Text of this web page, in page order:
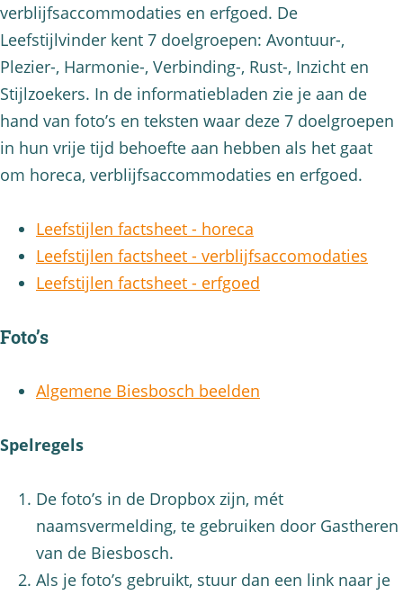
verblijfsaccommodaties en erfgoed. De
Leefstijlvinder kent 7 doelgroepen: Avontuur-,
Plezier-, Harmonie-, Verbinding-, Rust-, Inzicht en
Stijlzoekers. In de informatiebladen zie je aan de
hand van foto’s en teksten waar deze 7 doelgroepen
in hun vrije tijd behoefte aan hebben als het gaat
om horeca, verblijfsaccommodaties en erfgoed.
Leefstijlen factsheet - horeca
Leefstijlen factsheet - verblijfsaccomodaties
Leefstijlen factsheet - erfgoed
Foto’s
Algemene Biesbosch beelden
Spelregels
De foto’s in de Dropbox zijn, mét
naamsvermelding, te gebruiken door Gastheren
van de Biesbosch.
Als je foto’s gebruikt, stuur dan een link naar je